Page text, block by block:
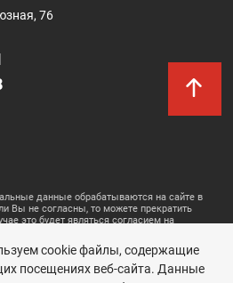
76
данные обрабатываются на сайте в
Вы не согласны, то можете прекратить
это будет являться согласием на
характер и не являются
cookie файлы, содержащие
посещениях веб-сайта. Данные